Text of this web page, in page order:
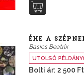
ÉHE A
Basics Beatrix
UTOLSÓ
Bolti ár: 2 500 Ft